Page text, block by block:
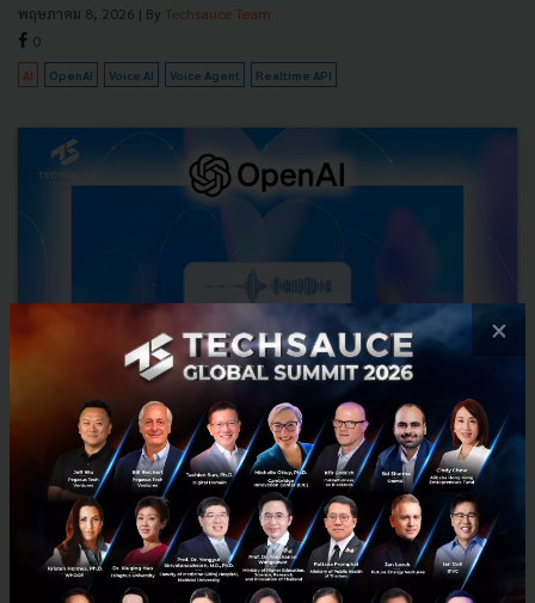
พฤษภาคม 8, 2026 | By Techsauce Team
0
AI OpenAI Voice AI Voice Agent Realtime API
GPT-Realtime มาแล้ว! OpenAI อัปเกรด Voice AI ครั้งใหญ่
ลด Latency, เพิ่มความฉลาด, รองรับ MCP เต็มรูปแบบ
OpenAI เปิดตัว GPT-Realtime โมเดล Voice AI ที่ล้ำที่สุด ตอบสนองเร็ว
เสียงเป็นธรรมชาติเหมือนมนุษย์ เข้าใจคำสั่งซับซ้อนและราคาถูกลง พร้อม
×